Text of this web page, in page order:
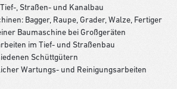
, Straßen- und Kanalbau
Bagger, Raupe, Grader, Walze, Fertiger
Baumaschine bei Großgeräten
im Tief- und Straßenbau
Schüttgütern
Wartungs- und Reinigungsarbeiten